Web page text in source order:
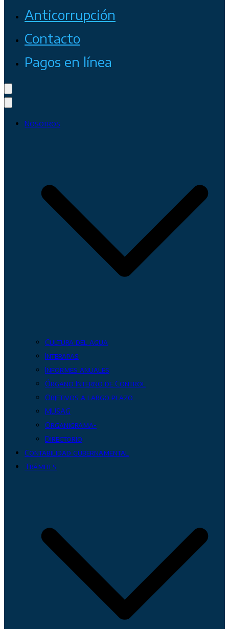
Anticorrupción
Contacto
Pagos en línea
Nosotros
Cultura del agua
Interapas
Informes anuales
Órgano Interno de Control
Objetivos a largo plazo
MUSAG
Organigrama-
Directorio
Contabilidad gubernamental
Trámites